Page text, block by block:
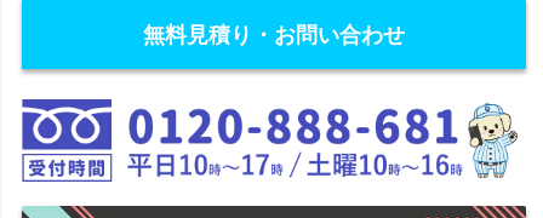
無料見積り・お問い合わせ